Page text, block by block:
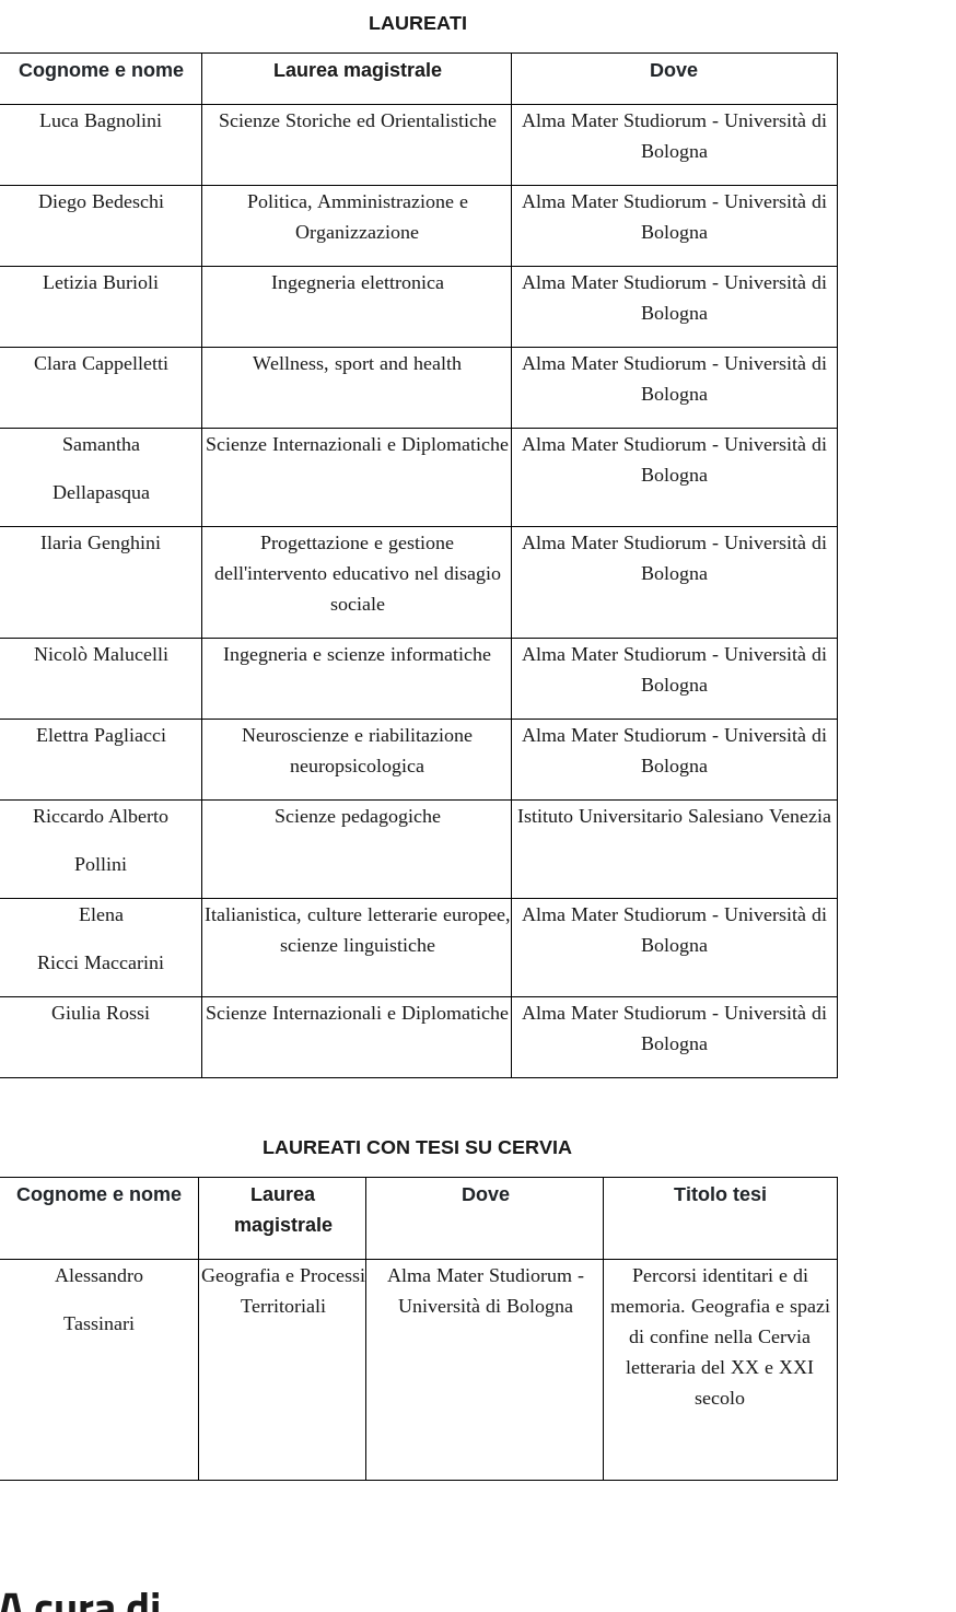
LAUREATI
Cognome e nome Laurea magistrale Dove
Luca Bagnolini Scienze Storiche ed Orientalistiche
Alma Mater Studiorum - Università di
Bologna
Diego Bedeschi
Politica, Amministrazione e
Organizzazione
Alma Mater Studiorum - Università di
Bologna
Letizia Burioli Ingegneria elettronica
Alma Mater Studiorum - Università di
Bologna
Clara Cappelletti Wellness, sport and health
Alma Mater Studiorum - Università di
Bologna
Samantha
Dellapasqua
Scienze Internazionali e Diplomatiche Alma Mater Studiorum - Università di
Bologna
Ilaria Genghini
Progettazione e gestione
dell'intervento educativo nel disagio
sociale
Alma Mater Studiorum - Università di
Bologna
Nicolò Malucelli Ingegneria e scienze informatiche
Alma Mater Studiorum - Università di
Bologna
Elettra Pagliacci
Neuroscienze e riabilitazione
neuropsicologica
Alma Mater Studiorum - Università di
Bologna
Riccardo Alberto
Pollini
Scienze pedagogiche Istituto Universitario Salesiano Venezia
Elena
Ricci Maccarini
Italianistica, culture letterarie europee,
scienze linguistiche
Alma Mater Studiorum - Università di
Bologna
Giulia Rossi Scienze Internazionali e Diplomatiche Alma Mater Studiorum - Università di
Bologna
LAUREATI CON TESI SU CERVIA
Cognome e nome
Laurea
magistrale
Dove Titolo tesi
Alessandro
Tassinari
Geografia e Processi
Territoriali
Alma Mater Studiorum -
Università di Bologna
Percorsi identitari e di
memoria. Geografia e spazi
di confine nella Cervia
letteraria del XX e XXI
secolo